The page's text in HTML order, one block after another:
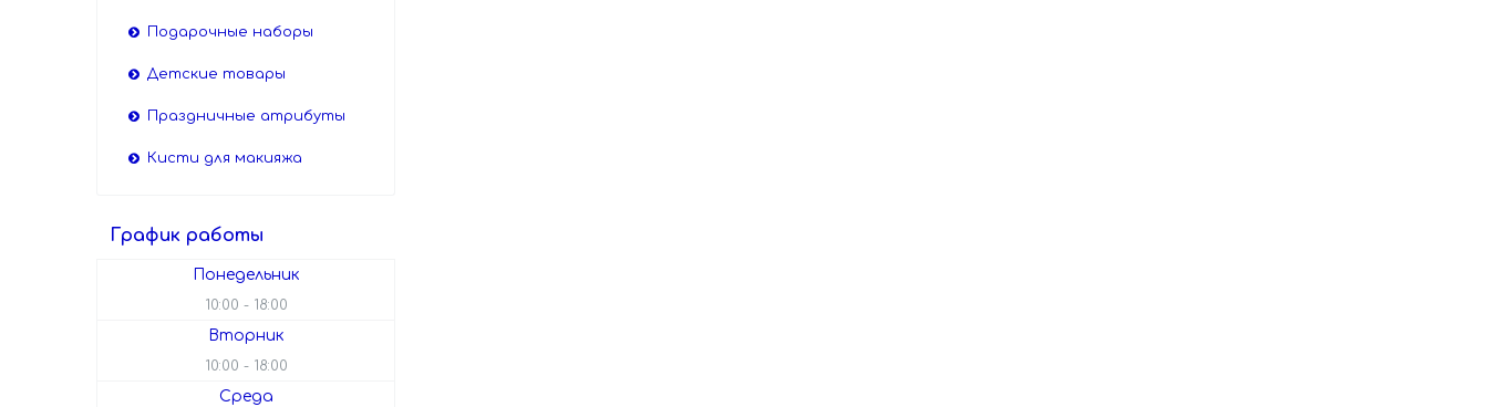
Подарочные наборы
Детские товары
Праздничные атрибуты
Кисти для макияжа
График работы
Понедельник
10:00 18:00
Вторник
10:00 18:00
Среда